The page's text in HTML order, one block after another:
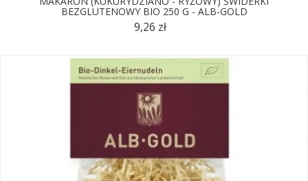
BEZGLUTENOWY BIO 250 G - ALB-GOLD
9,26 zł